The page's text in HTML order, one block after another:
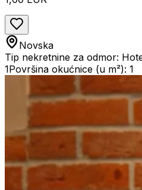
Novska
Tip nekretnine za odmor:
1Površina okućnice (u m²): 1